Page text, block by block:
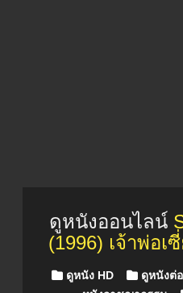
ดูหนังออนไลน์
(1996) เจ้าพ่อเ
Posted in
ดูหนัง HD ดูหนังต่